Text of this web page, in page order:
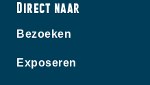
Direct naar
Bezoeken
Exposeren